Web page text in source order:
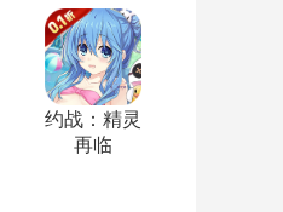
约战：精灵
再临